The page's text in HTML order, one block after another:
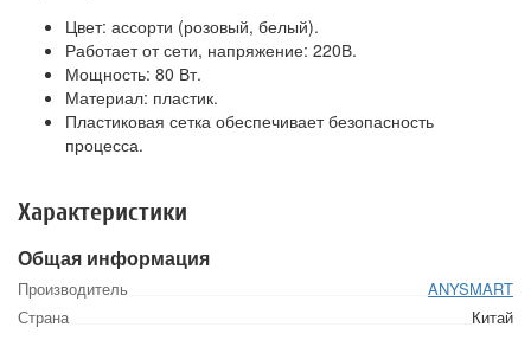
Цвет: ассорти (розовый, белый).
Работает от сети, напряжение: 220В.
Мощность: 80 Вт.
Материал: пластик.
Пластиковая сетка обеспечивает безопасность
процесса.
Характеристики
Общая информация
Производитель
ANYSMART
Страна
Китай